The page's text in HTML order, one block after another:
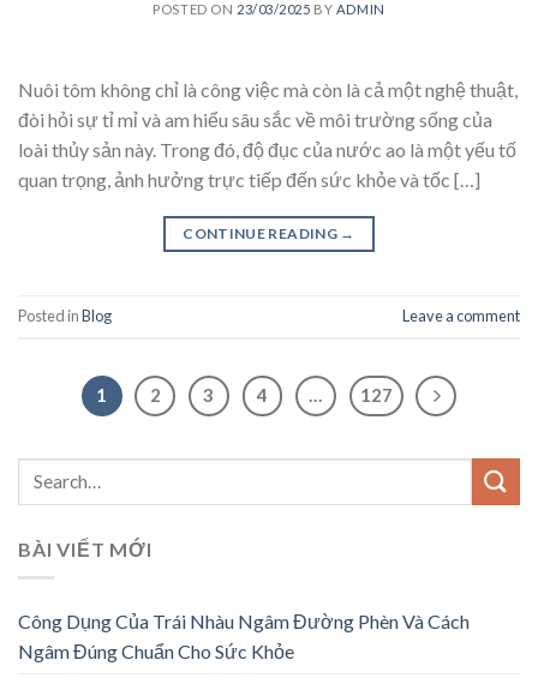
POSTED ON 23/03/2025 BY ADMIN
Nuôi tôm không chỉ là công việc mà còn là cả một nghệ thuật,
đòi hỏi sự tỉ mỉ và am hiểu sâu sắc về môi trường sống của
loài thủy sản này. Trong đó, độ đục của nước ao là một yếu tố
quan trọng, ảnh hưởng trực tiếp đến sức khỏe và tốc […]
CONTINUE READING →
Posted inBlog Leave a comment
1 2 3 4 … 127
BÀI VIẾT MỚI
Công Dụng Của Trái Nhàu Ngâm Đường Phèn Và Cách
Ngâm Đúng Chuẩn Cho Sức Khỏe